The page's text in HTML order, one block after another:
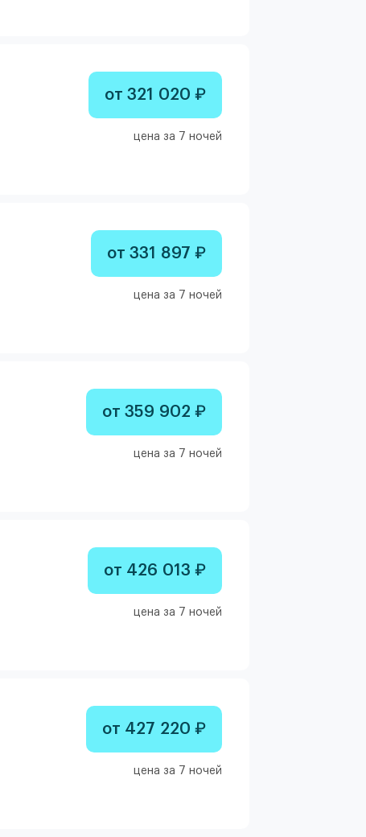
от 321 020 ₽
цена за 7 ночей
от 331 897 ₽
цена за 7 ночей
от 359 902 ₽
цена за 7 ночей
от 426 013 ₽
цена за 7 ночей
от 427 220 ₽
цена за 7 ночей